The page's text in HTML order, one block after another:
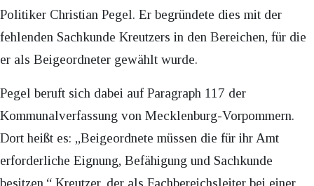
Politiker Christian Pegel. Er begründete dies mit der
fehlenden Sachkunde Kreutzers in den Bereichen, für die
er als Beigeordneter gewählt wurde.
Pegel beruft sich dabei auf Paragraph 117 der
Kommunalverfassung von Mecklenburg-Vorpommern.
Dort heißt es: „Beigeordnete müssen die für ihr Amt
erforderliche Eignung, Befähigung und Sachkunde
besitzen.“ Kreutzer, der als Fachbereichsleiter bei einer